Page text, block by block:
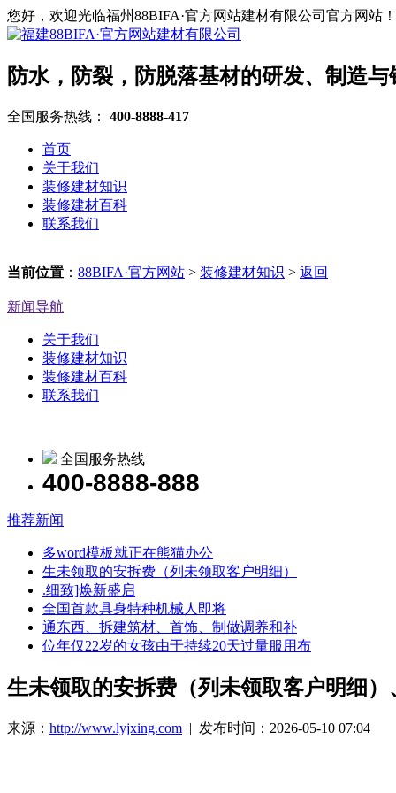
您好，欢迎光临福州88BIFA·官方网站建材有限公司官方网站！
防水，防裂，防脱落基材的研发、制造与
全国服务热线： 400-8888-417
首页
关于我们
装修建材知识
装修建材百科
联系我们
当前位置 ： 88BIFA·官方网站 > 装修建材知识 > 返回
新闻导航
关于我们
装修建材知识
装修建材百科
联系我们
全国服务热线
400-8888-888
推荐新闻
多word模板就正在熊猫办公
生未领取的安拆费（列未领取客户明细）
.细致]焕新盛启
全国首款具身特种机械人即将
通东西、拆建筑材、首饰、制做调养和补
位年仅22岁的女孩由于持续20天过量服用布
生未领取的安拆费（列未领取客户明细）
来源： http://www.lyjxing.com | 发布时间：2026-05-10 07:04